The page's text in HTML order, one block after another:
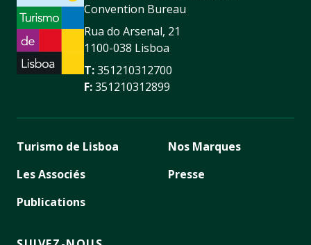
Convention Bureau
Rua do Arsenal, 21
1100-038 Lisboa
T:351210312700
F:351210312899
Turismo de Lisboa
Les Associés
Publications
Nos Marques
Presse